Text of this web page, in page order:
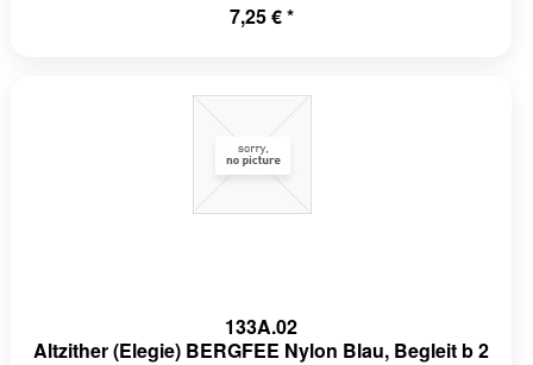
7,25 € *
133A.02
Altzither (Elegie) BERGFEE Nylon Blau, Begleit b 2